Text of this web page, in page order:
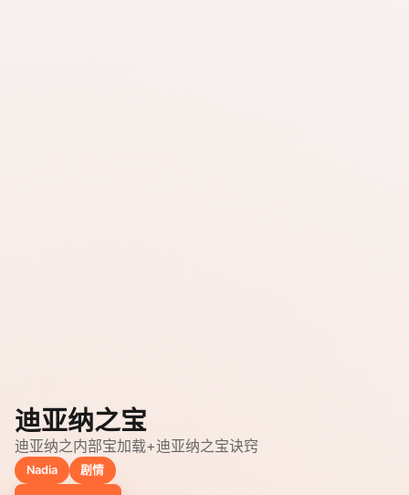
迪亚纳之宝
迪亚纳之内部宝加载+迪亚纳之宝诀窍
Nadia 剧情